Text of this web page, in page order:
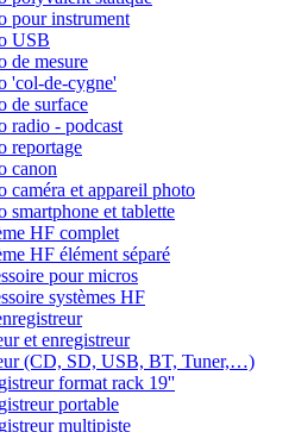
pour instrument
USB
de mesure
'col-de-cygne'
de surface
radio - podcast
reportage
canon
caméra et appareil photo
smartphone et tablette
HF complet
HF élément séparé
pour micros
systèmes HF
et enregistreur
(CD, SD, USB, BT, Tuner,…)
format rack 19''
portable
multipiste